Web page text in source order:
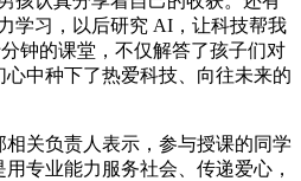
学习，以后研究 AI，让科技帮我
钟的课堂，不仅解答了孩子们对
心中种下了热爱科技、向往未来的
关负责人表示，参与授课的同学
专业能力服务社会、传递爱心，